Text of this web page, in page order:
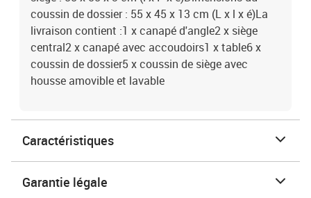
coussin de dossier : 55 x 45 x 13 cm (L x l x é)La
livraison contient :1 x canapé d'angle2 x siège
central2 x canapé avec accoudoirs1 x table6 x
coussin de dossier5 x coussin de siège avec
housse amovible et lavable
Caractéristiques
Garantie légale